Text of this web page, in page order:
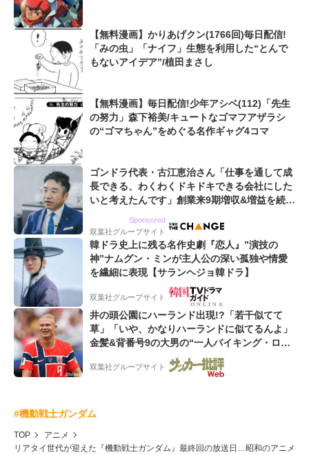
【無料漫画】かりあげクン(1766回)毎日配信!
「みの虫」「ナイフ」生態を利用した“とんで
もないアイデア”/植田まさし
【無料漫画】毎日配信!少年アシベ(112)「先生
の努力」森下裕美/キュートなゴマフアザラシ
の“ゴマちゃん”をめぐる名作ギャグ4コマ
ゴンドラ代表・古江恵治さん「仕事を通して成
長できる、わくわくドキドキできる会社にした
いと考えたんです」創業来9期増収&増益を続け
Sponsored
双葉社グループサイト
韓ドラ史上に残る名作史劇『恋人』”演技の
神”ナムグン・ミンが主人公の深い孤独や情愛
を繊細に表現【サランヘジョ韓ドラ】
双葉社グループサイト
井の頭公園にハーランド出現!?「若干似てて
草」「いや、かなりハーランドに似てるんよ」
金髪&背番号9の大男の“一人バイキング・ロ
ー”映像が話題!「元気をもらった」
双葉社グループサイト
#機動戦士ガンダム
TOP
アニメ
リアタイ世代が迎えた『機動戦士ガンダム』最終回の放送日…昭和のアニメ